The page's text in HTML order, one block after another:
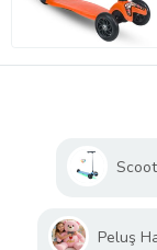
Peluş